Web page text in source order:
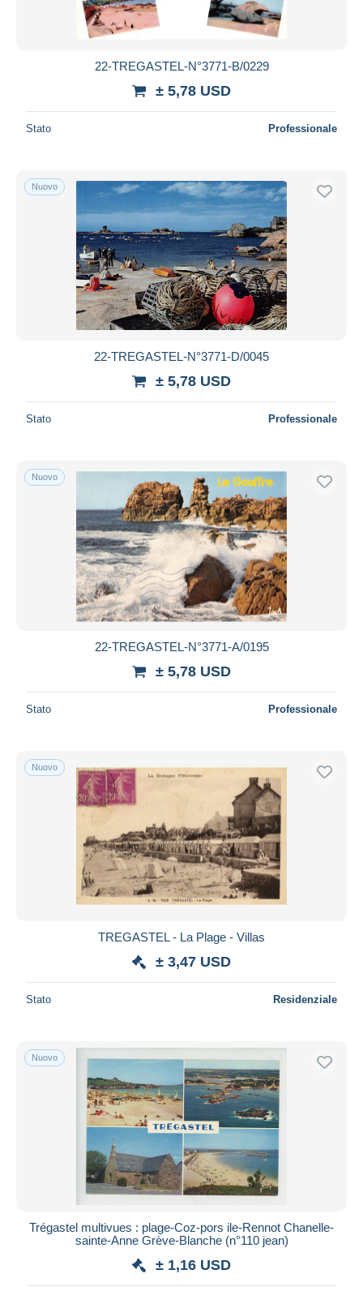
22-TREGASTEL-N°3771-B/0229
± 5,78 USD
Stato Professionale
Nuovo
22-TREGASTEL-N°3771-D/0045
± 5,78 USD
Stato Professionale
Nuovo
22-TREGASTEL-N°3771-A/0195
± 5,78 USD
Stato Professionale
Nuovo
TREGASTEL - La Plage - Villas
± 3,47 USD
Stato Residenziale
Nuovo
Trégastel multivues : plage-Coz-pors ile-Rennot Chanelle-
sainte-Anne Grève-Blanche (n°110 jean)
± 1,16 USD